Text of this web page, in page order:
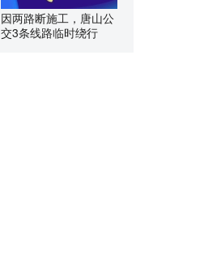
因两路断施工，唐山公
交3条线路临时绕行